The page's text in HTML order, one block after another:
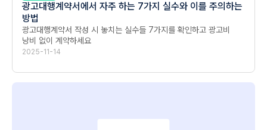
광고대행계약서에서 자주 하는 7가지 실수와 이를 주의하는
방법
광고대행계약서 작성 시 놓치는 실수들 7가지를 확인하고 광고비
낭비 없이 계약하세요
2025-11-14